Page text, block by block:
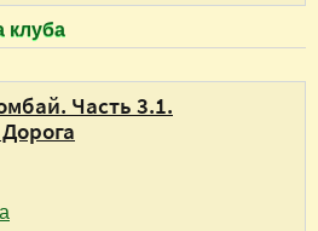
клуба
Часть 3.1.